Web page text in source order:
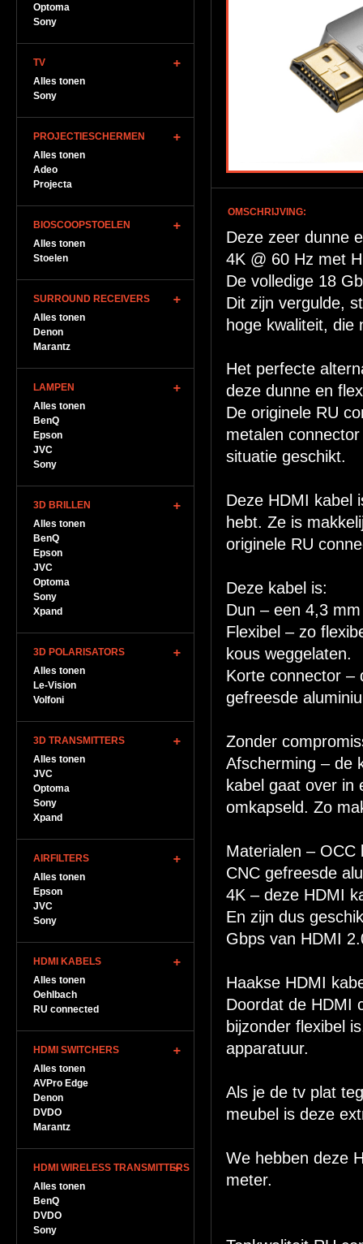
Optoma
Sony
TV
Alles tonen
Sony
PROJECTIESCHERMEN
Alles tonen
Adeo
Projecta
BIOSCOOPSTOELEN
Alles tonen
Stoelen
SURROUND RECEIVERS
Alles tonen
Denon
Marantz
LAMPEN
Alles tonen
BenQ
Epson
JVC
Sony
3D BRILLEN
Alles tonen
BenQ
Epson
JVC
Optoma
Sony
Xpand
3D POLARISATORS
Alles tonen
Le-Vision
Volfoni
3D TRANSMITTERS
Alles tonen
JVC
Optoma
Sony
Xpand
AIRFILTERS
Alles tonen
Epson
JVC
Sony
HDMI KABELS
Alles tonen
Oehlbach
RU connected
HDMI SWITCHERS
Alles tonen
AVPro Edge
Denon
DVDO
Marantz
HDMI WIRELESS TRANSMITTERS
Alles tonen
BenQ
DVDO
Sony
OMSCHRIJVING:
Deze zeer dunne
4K @ 60 Hz met
De volledige 18
Dit zijn vergulde,
hoge kwaliteit,
Het perfecte
deze dunne en
De originele RU
metalen
situatie geschikt.
Deze HDMI kabel
hebt. Ze is
originele RU
Deze kabel is:
Dun – een 4,3
Flexibel – zo
kous weggelaten.
Korte connector –
gefreesde
Zonder
Afscherming – de
kabel gaat over in
omkapseld. Zo
Materialen – OCC
CNC gefreesde
4K – deze HDMI
En zijn dus
Gbps van HDMI
Haakse HDMI
Doordat de HDMI
bijzonder flexibel
apparatuur.
Als je de tv plat
meubel is deze
We hebben deze
meter.